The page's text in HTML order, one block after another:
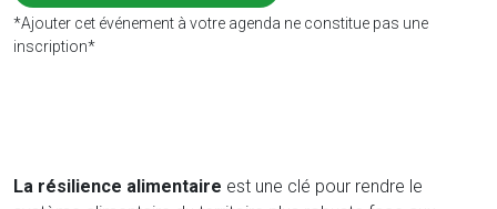
*Ajouter cet événement à votre agenda ne constitue pas une
inscription*
La résilience alimentaire est une clé pour rendre le